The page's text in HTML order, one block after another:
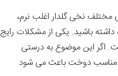
نخی گلدار اغلب نرم،
باشید. یکی از مشکلات رایج
اگر این موضوع به درستی
مناسب دوخت باعث می شود